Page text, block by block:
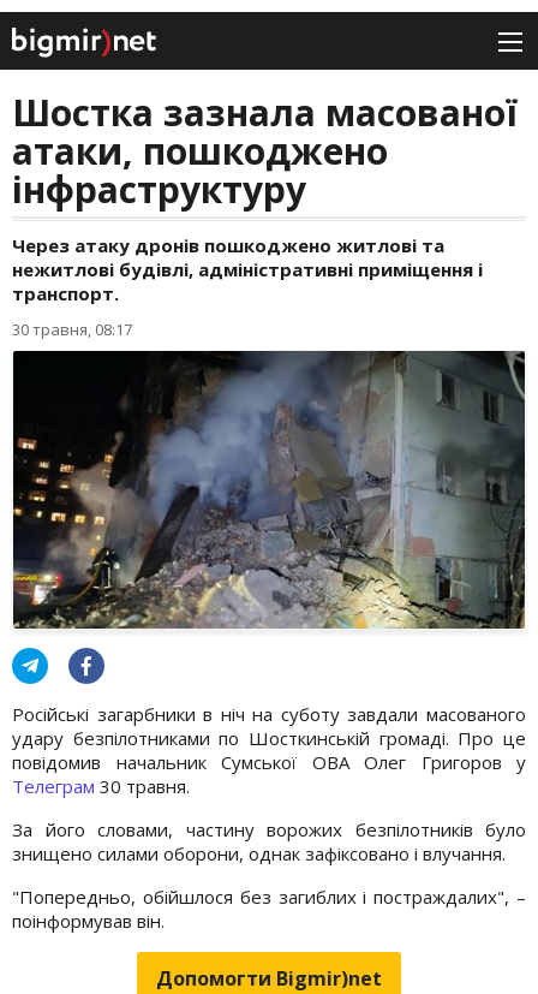
Шостка зазнала масованої
атаки, пошкоджено
інфраструктуру
Через атаку дронів пошкоджено житлові та
нежитлові будівлі, адміністративні приміщення і
транспорт.
30 травня, 08:17
Російські загарбники в ніч на суботу завдали масованого
удару безпілотниками по Шосткинській громаді. Про це
повідомив начальник Сумської ОВА Олег Григоров у
Телеграм 30 травня.
За його словами, частину ворожих безпілотників було
знищено силами оборони, однак зафіксовано і влучання.
"Попередньо, обійшлося без загиблих і постраждалих", –
поінформував він.
Допомогти Bigmir)net